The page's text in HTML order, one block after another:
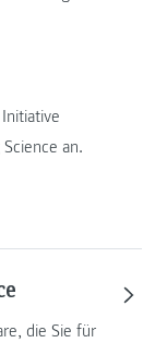
an.
die Sie für